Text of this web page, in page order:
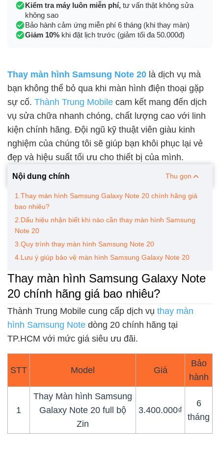
Kiểm tra máy luôn miễn phí, tư vấn thật không sửa
không sao
Bảo hành cảm ứng miễn phí 6 tháng (khi thay màn)
Giảm 10% khi đặt lịch trước (giảm tối đa 50.000đ)
Thay màn hình Samsung Note 20 là dịch vụ mà
bạn không thể bỏ qua khi màn hình điện thoại gặp
sự cố. Thành Trung Mobile cam kết mang đến dịch
vụ sửa chữa nhanh chóng, chất lượng cao với linh
kiện chính hãng. Đội ngũ kỹ thuật viên giàu kinh
nghiệm của chúng tôi sẽ giúp bạn khôi phục lại vẻ
đẹp và hiệu suất tối ưu cho thiết bị của mình.
Nội dung chính Thu gọn
1.Thay màn hình Samsung Galaxy Note 20 chính hãng giá
bao nhiêu?
2.Dấu hiệu nhận biết khi nào cần thay màn hình Samsung
Note 20
3.Quy trình thay màn hình Samsung Note 20
4.Lưu ý giúp bảo vệ màn hình Samsung Galaxy Note 20
Thay màn hình Samsung Galaxy Note
20 chính hãng giá bao nhiêu?
Thành Trung Mobile cung cấp dịch vụ thay màn
hình Samsung Note dòng 20 chính hãng tại
TP.HCM với mức giá siêu ưu đãi.
STT Model Giá
Bảo
hành
1
Thay Màn hình Samsung
Galaxy Note 20 full bộ
Zin
3.400.000₫
6
tháng